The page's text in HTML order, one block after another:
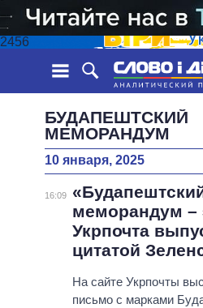
2456
ЛЕНТА
СОБЫТИЯ
СТАТЬИ
МНЕНИЯ
ОБЗОРЫ
ВСЕ ПОЛИТИКИ
ПРЕЗИДЕНТ И ОФИС
КАБИНЕТ МИНИСТРОВ
БУДАПЕШТСКИЙ
МЕМОРАНДУМ
10 января, 2025
16:09
меморандум –
Укрпочта
цитатой
На сайте Укрпочты
письмо с марками